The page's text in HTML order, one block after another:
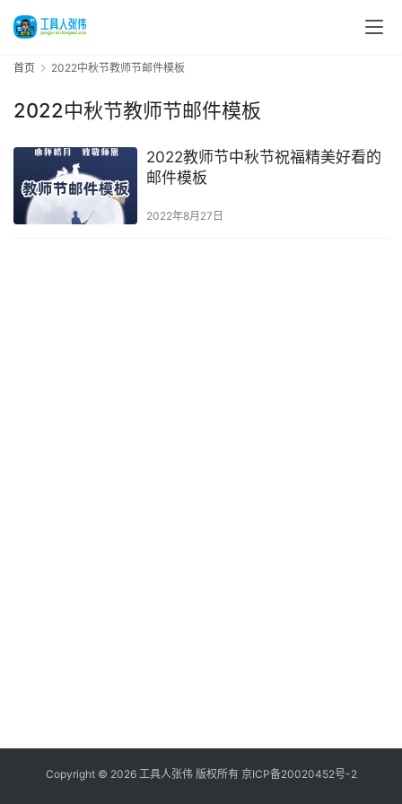
首页 2022中秋节教师节邮件模板
2022中秋节教师节邮件模板
2022教师节中秋节祝福精美好看的
邮件模板
2022年8月27日
Copyright © 2026 工具人张伟版权所有 京ICP备20020452号-2